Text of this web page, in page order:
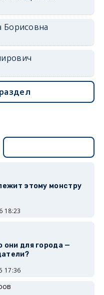
Борисовна
этому монстру
18:23
они для города —
17:36